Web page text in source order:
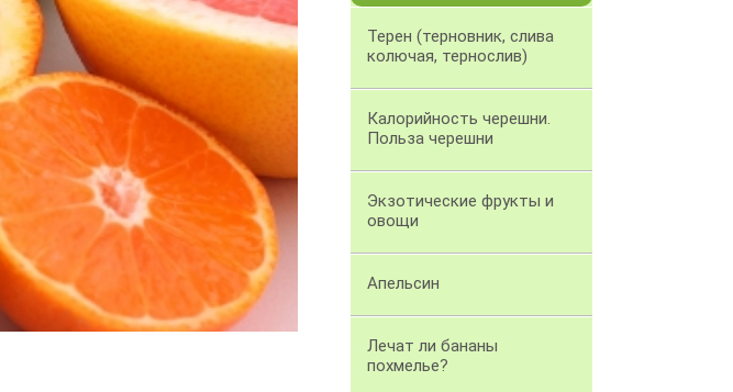
Терен (терновник, слива
колючая, тернослив)
Калорийность черешни.
Польза черешни
Экзотические фрукты и
овощи
Апельсин
Лечат ли бананы
похмелье?